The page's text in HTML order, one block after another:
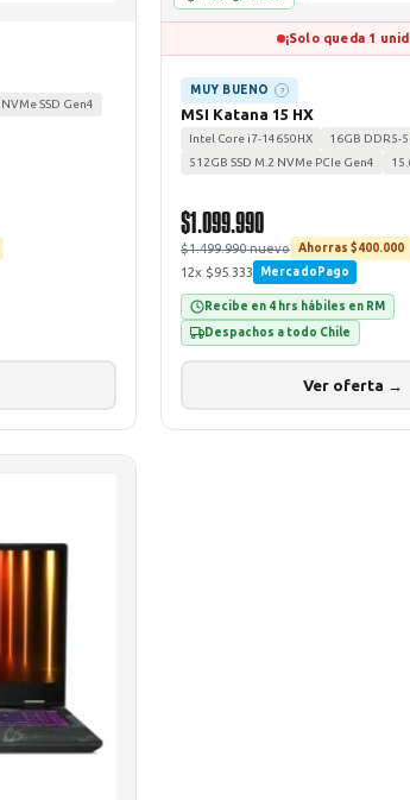
NVMe SSD Gen4
¡Solo queda 1
MUY BUENO ?
MSI Katana 15 HX
Intel Core i7-14650HX
16GB DDR5-
512GB SSD M.2 NVMe PCIe Gen4
$1.099.990
$1.499.990 nuevo Ahorras $400.000
12x $95.333 MercadoPago
Recibe en 4 hrs hábiles en RM
Despachos a todo Chile
Ver oferta →